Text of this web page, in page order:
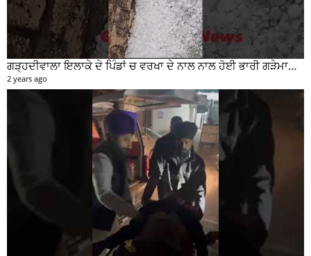
ਗੜ੍ਹਦੀਵਾਲਾ ਇਲਾਕੇ ਦੇ ਪਿੰਡਾਂ ਚ ਵਰਖਾ ਦੇ ਨਾਲ ਨਾਲ ਹੋਈ ਭਾਰੀ ਗੜੇਮਾਰੀ ਦੀਆਂ ਦੇਖੋ ਤਸਵੀਰਾਂ #garhdiwala #snow
2 years ago